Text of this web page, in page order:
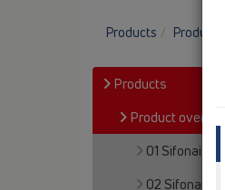
Products Product
Products
Product overview
01 Sifonai
02 Sifonai